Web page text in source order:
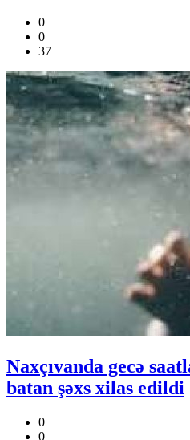
0
0
37
Naxçıvanda gecə
batan şəxs xilas edildi
0
0